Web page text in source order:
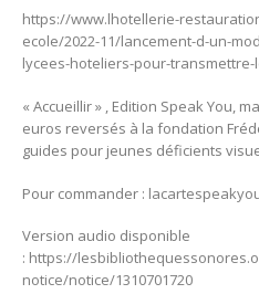
https://www.lhotellerie-
ecole/2022-11/lancement-d-un-
lycees-hoteliers-pour-
« Accueillir » , Edition Speak You,
euros reversés à la fondation
guides pour jeunes déficients
Pour commander :
Version audio disponible
: https://
notice/notice/1310701720